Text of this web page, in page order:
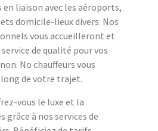
liaison avec les aéroports,
domicile-lieux divers. Nos
vous accueilleront et
de qualité pour vos
No chauffeurs vous
de votre trajet.
vous le luxe et la
à nos services de